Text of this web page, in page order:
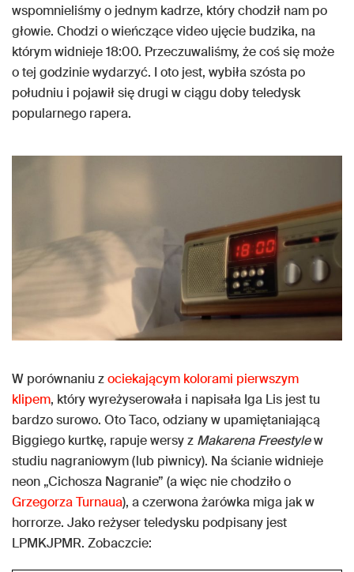
wspomnieliśmy o jednym kadrze, który chodził nam po
głowie. Chodzi o wieńczące video ujęcie budzika, na
którym widnieje 18:00. Przeczuwaliśmy, że coś się może
o tej godzinie wydarzyć. I oto jest, wybiła szósta po
południu i pojawił się drugi w ciągu doby teledysk
popularnego rapera.
W porównaniu zociekającym kolorami pierwszym
klipem, który wyreżyserowała i napisała Iga Lis jest tu
bardzo surowo. Oto Taco, odziany w upamiętaniającą
Biggiego kurtkę, rapuje wersy z Makarena Freestylew
studiu nagraniowym (lub piwnicy). Na ścianie widnieje
neon „Cichosza Nagranie” (a więc nie chodziło o
Grzegorza Turnaua), a czerwona żarówka miga jak w
horrorze. Jako reżyser teledysku podpisany jest
LPMKJPMR. Zobaczcie: